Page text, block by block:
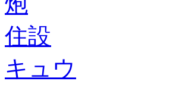
住設
キュウ